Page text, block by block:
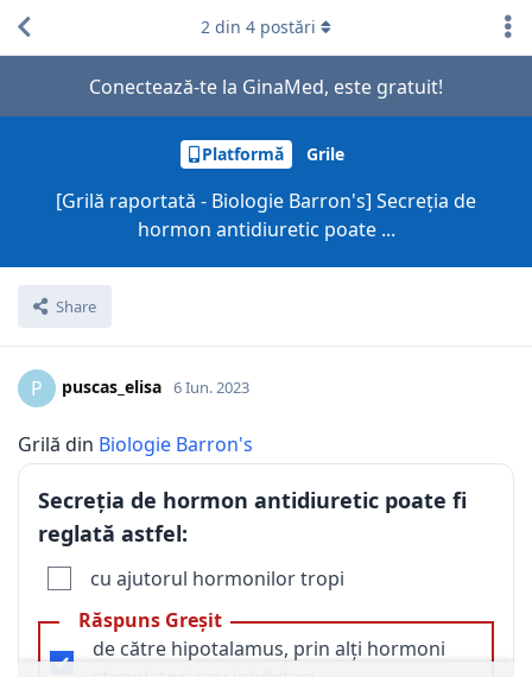
Conectează-te la GinaMed, este gratuit!
Platformă Grile
[Grilă raportată - Biologie Barron's] Secreția de
hormon antidiuretic poate ...
Share
2 din 4 postări
P puscas_elisa 6 Iun. 2023